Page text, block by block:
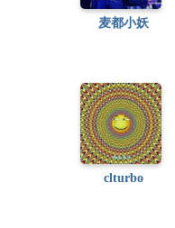
麦都小妖
clturbo